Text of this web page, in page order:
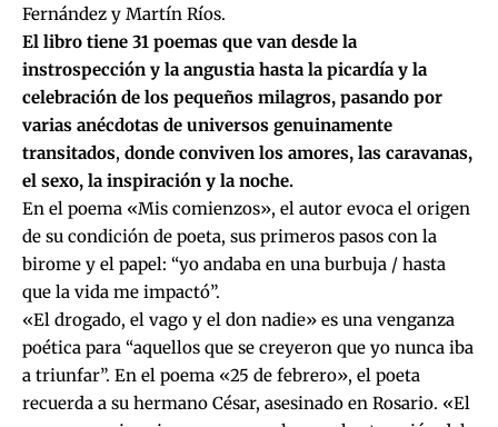
Fernández y Martín Ríos.
El libro tiene 31 poemas que van desde la
instrospección y la angustia hasta la picardía y la
celebración de los pequeños milagros, pasando por
varias anécdotas de universos genuinamente
transitados, donde conviven los amores, las caravanas,
el sexo, la inspiración y la noche.
En el poema «Mis comienzos», el autor evoca el origen
de su condición de poeta, sus primeros pasos con la
birome y el papel: “yo andaba en una burbuja / hasta
que la vida me impactó”.
«El drogado, el vago y el don nadie» es una venganza
poética para “aquellos que se creyeron que yo nunca iba
a triunfar”. En el poema «25 de febrero», el poeta
recuerda a su hermano César, asesinado en Rosario. «El